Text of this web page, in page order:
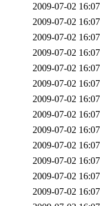
2009-07-02 16:07
2009-07-02 16:07
2009-07-02 16:07
2009-07-02 16:07
2009-07-02 16:07
2009-07-02 16:07
2009-07-02 16:07
2009-07-02 16:07
2009-07-02 16:07
2009-07-02 16:07
2009-07-02 16:07
2009-07-02 16:07
2009-07-02 16:07